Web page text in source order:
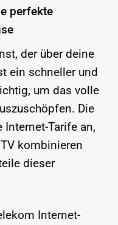
perfekte
der über deine
ein schneller und
um das volle
Die
Tarife an,
kombinieren
dieser
Internet-